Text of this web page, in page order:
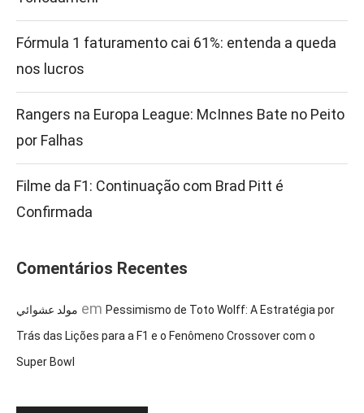
Fórmula 1 faturamento cai 61%: entenda a queda
nos lucros
Rangers na Europa League: McInnes Bate no Peito
por Falhas
Filme da F1: Continuação com Brad Pitt é
Confirmada
Comentários Recentes
مولد عشوائي em Pessimismo de Toto Wolff: A Estratégia por
Trás das Lições para a F1 e o Fenômeno Crossover com o
Super Bowl